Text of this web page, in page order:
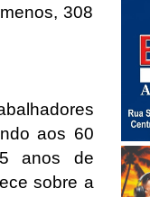
308
aos 60
anos de
sobre a